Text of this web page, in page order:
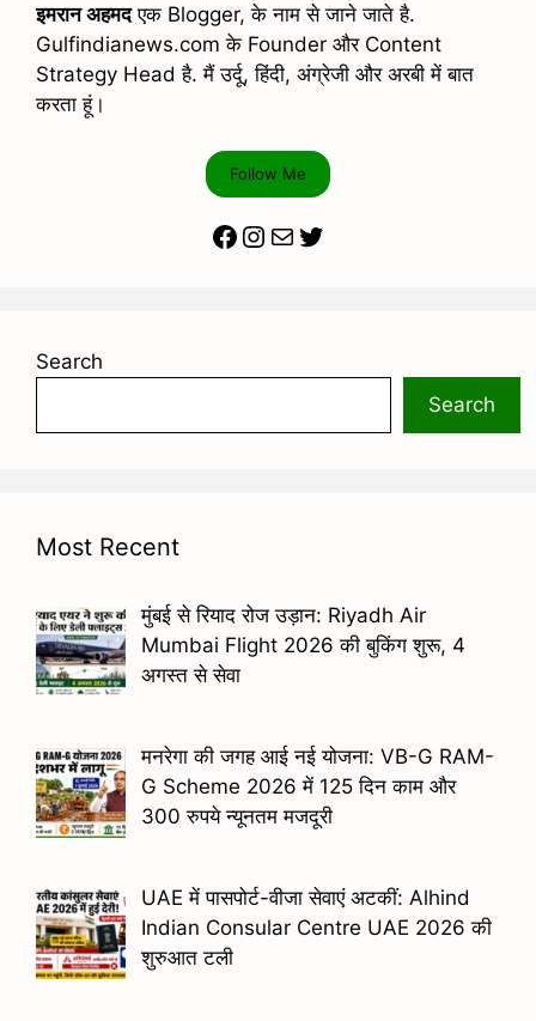
इमरान अहमदएक Blogger, के नाम से जाने जाते है.
Gulfindianews.com के Founder और Content
Strategy Head है. मैं उर्दू, हिंदी, अंग्रेजी और अरबी में बात
करता हूं।
Follow Me
Facebook
Instagram
MailTwitter
Search
Search
Most Recent
मुंबई से रियाद रोज उड़ान: Riyadh Air
Mumbai Flight 2026 की बुकिंग शुरू, 4
अगस्त से सेवा
मनरेगा की जगह आई नई योजना: VB-G RAM-
G Scheme 2026 में 125 दिन काम और
300 रुपये न्यूनतम मजदूरी
UAE में पासपोर्ट-वीजा सेवाएं अटकीं: Alhind
Indian Consular Centre UAE 2026 की
शुरुआत टली